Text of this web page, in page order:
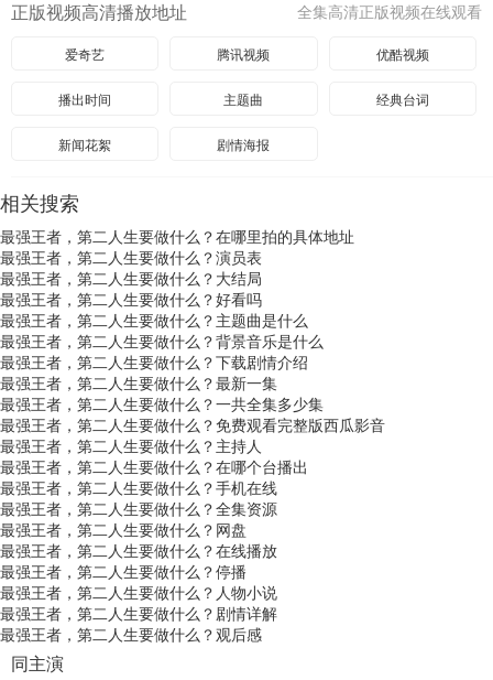
全集高清正版视频在线观看
正版视频高清播放地址
爱奇艺 腾讯视频 优酷视频
播出时间 主题曲 经典台词
新闻花絮 剧情海报
相关搜索
最强王者，第二人生要做什么？在哪里拍的具体地址
最强王者，第二人生要做什么？演员表
最强王者，第二人生要做什么？大结局
最强王者，第二人生要做什么？好看吗
最强王者，第二人生要做什么？主题曲是什么
最强王者，第二人生要做什么？背景音乐是什么
最强王者，第二人生要做什么？下载剧情介绍
最强王者，第二人生要做什么？最新一集
最强王者，第二人生要做什么？一共全集多少集
最强王者，第二人生要做什么？免费观看完整版西瓜影音
最强王者，第二人生要做什么？主持人
最强王者，第二人生要做什么？在哪个台播出
最强王者，第二人生要做什么？手机在线
最强王者，第二人生要做什么？全集资源
最强王者，第二人生要做什么？网盘
最强王者，第二人生要做什么？在线播放
最强王者，第二人生要做什么？停播
最强王者，第二人生要做什么？人物小说
最强王者，第二人生要做什么？剧情详解
最强王者，第二人生要做什么？观后感
同主演